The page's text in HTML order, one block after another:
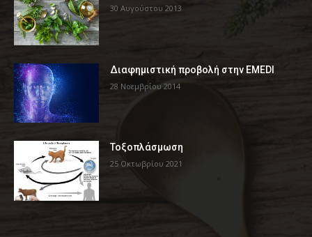
30 Αυγούστου 2013
Διαφημιστική προβολή στην EMEDI
28 Νοεμβρίου 2014
Τοξοπλάσμωση
25 Οκτωβρίου 2021